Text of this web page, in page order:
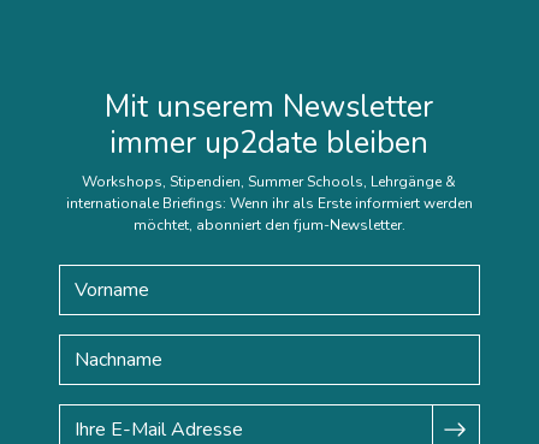
Mit unserem Newsletter
immer up2date bleiben
Workshops, Stipendien, Summer Schools, Lehrgänge &
internationale Briefings: Wenn ihr als Erste informiert werden
möchtet, abonniert den fjum-Newsletter.